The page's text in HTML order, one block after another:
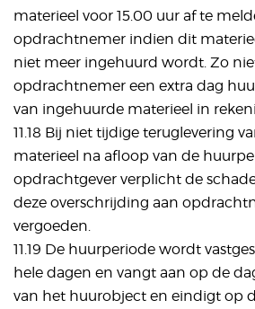
materieel voor 15.00 uur af te
opdrachtnemer indien dit
niet meer ingehuurd wordt. Zo
opdrachtnemer een extra dag
van ingehuurde materieel in
11.18 Bij niet tijdige teruglevering
materieel na afloop van de
opdrachtgever verplicht de
deze overschrijding aan
vergoeden.
11.19 De huurperiode wordt
hele dagen en vangt aan op de
van het huurobject en eindigt op